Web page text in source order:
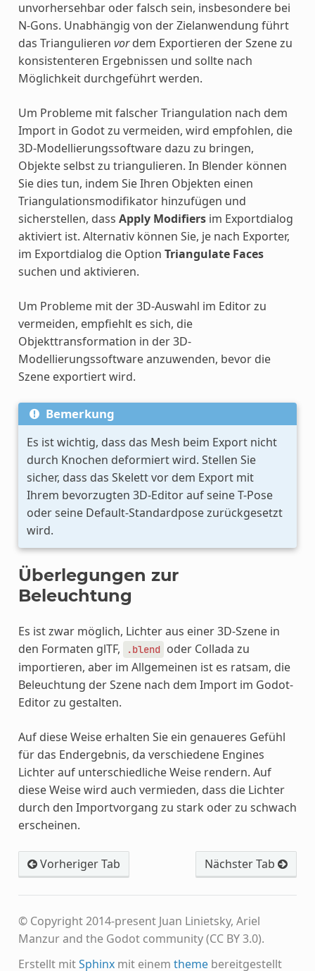
unvorhersehbar oder falsch sein, insbesondere bei
N-Gons. Unabhängig von der Zielanwendung führt
das Triangulieren vordem Exportieren der Szene zu
konsistenteren Ergebnissen und sollte nach
Möglichkeit durchgeführt werden.
Um Probleme mit falscher Triangulation nach dem
Import in Godot zu vermeiden, wird empfohlen, die
3D-Modellierungssoftware dazu zu bringen,
Objekte selbst zu triangulieren. In Blender können
Sie dies tun, indem Sie Ihren Objekten einen
Triangulationsmodifikator hinzufügen und
sicherstellen, dass Apply Modifiersim Exportdialog
aktiviert ist. Alternativ können Sie, je nach Exporter,
im Exportdialog die Option Triangulate Faces
suchen und aktivieren.
Um Probleme mit der 3D-Auswahl im Editor zu
vermeiden, empfiehlt es sich, die
Objekttransformation in der 3D-
Modellierungssoftware anzuwenden, bevor die
Szene exportiert wird.
Bemerkung
Es ist wichtig, dass das Mesh beim Export nicht
durch Knochen deformiert wird. Stellen Sie
sicher, dass das Skelett vor dem Export mit
Ihrem bevorzugten 3D-Editor auf seine T-Pose
oder seine Default-Standardpose zurückgesetzt
wird.
Überlegungen zur
Beleuchtung
Es ist zwar möglich, Lichter aus einer 3D-Szene in
den Formaten glTF,
.blend oder Collada zu
importieren, aber im Allgemeinen ist es ratsam, die
Beleuchtung der Szene nach dem Import im Godot-
Editor zu gestalten.
Auf diese Weise erhalten Sie ein genaueres Gefühl
für das Endergebnis, da verschiedene Engines
Lichter auf unterschiedliche Weise rendern. Auf
diese Weise wird auch vermieden, dass die Lichter
durch den Importvorgang zu stark oder zu schwach
erscheinen.
Vorheriger Tab Nächster Tab
© Copyright 2014-present Juan Linietsky, Ariel
Manzur and the Godot community (CC BY 3.0).
Erstellt mitSphinxmit einem themebereitgestellt